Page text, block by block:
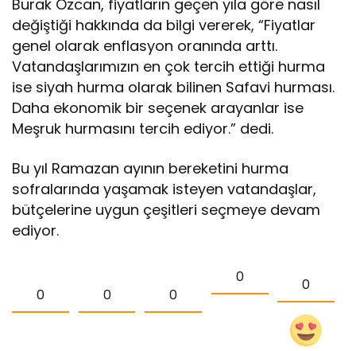
Burak Özcan, fiyatların geçen yıla göre nasıl
değiştiği hakkında da bilgi vererek, “Fiyatlar
genel olarak enflasyon oranında arttı.
Vatandaşlarımızın en çok tercih ettiği hurma
ise siyah hurma olarak bilinen Safavi hurması.
Daha ekonomik bir seçenek arayanlar ise
Meşruk hurmasını tercih ediyor.” dedi.
Bu yıl Ramazan ayının bereketini hurma
sofralarında yaşamak isteyen vatandaşlar,
bütçelerine uygun çeşitleri seçmeye devam
ediyor.
0 0 0
0 0